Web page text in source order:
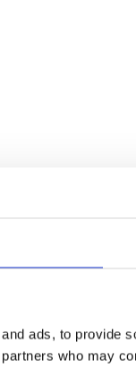
ads, to provide
who may